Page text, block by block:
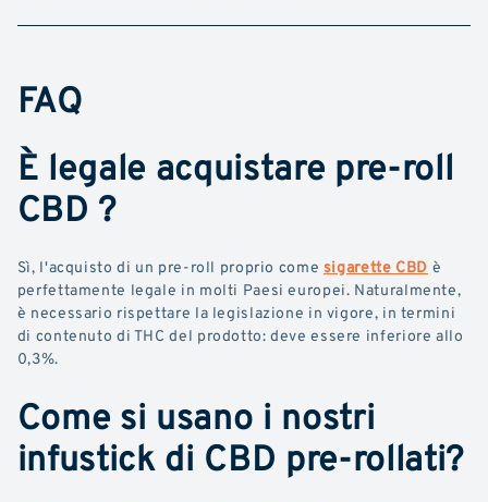
FAQ
È legale acquistare pre-roll
CBD ?
Sì, l'acquisto di un pre-roll proprio come sigarette CBD è
perfettamente legale in molti Paesi europei. Naturalmente,
è necessario rispettare la legislazione in vigore, in termini
di contenuto di THC del prodotto: deve essere inferiore allo
0,3%.
Come si usano i nostri
infustick di CBD pre-rollati?